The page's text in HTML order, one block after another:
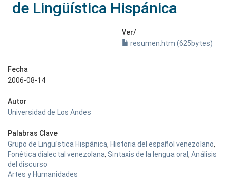
de Lingüística Hispánica
Ver/
resumen.htm (625bytes)
Fecha
2006-08-14
Autor
Universidad de Los Andes
Palabras Clave
Grupo de Lingüística Hispánica, Historia del español venezolano,
Fonética dialectal venezolana, Sintaxis de la lengua oral , Análisis
del discurso
Artes y Humanidades